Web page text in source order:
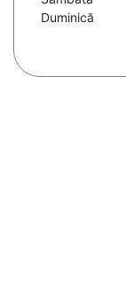
Duminică